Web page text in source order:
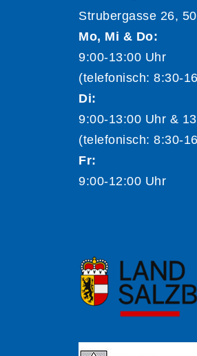
Strubergasse 26,
Mo, Mi & Do:
9:00-13:00 Uhr
(telefonisch: 8:30-
Di:
9:00-13:00 Uhr &
(telefonisch: 8:30-
Fr:
9:00-12:00 Uhr